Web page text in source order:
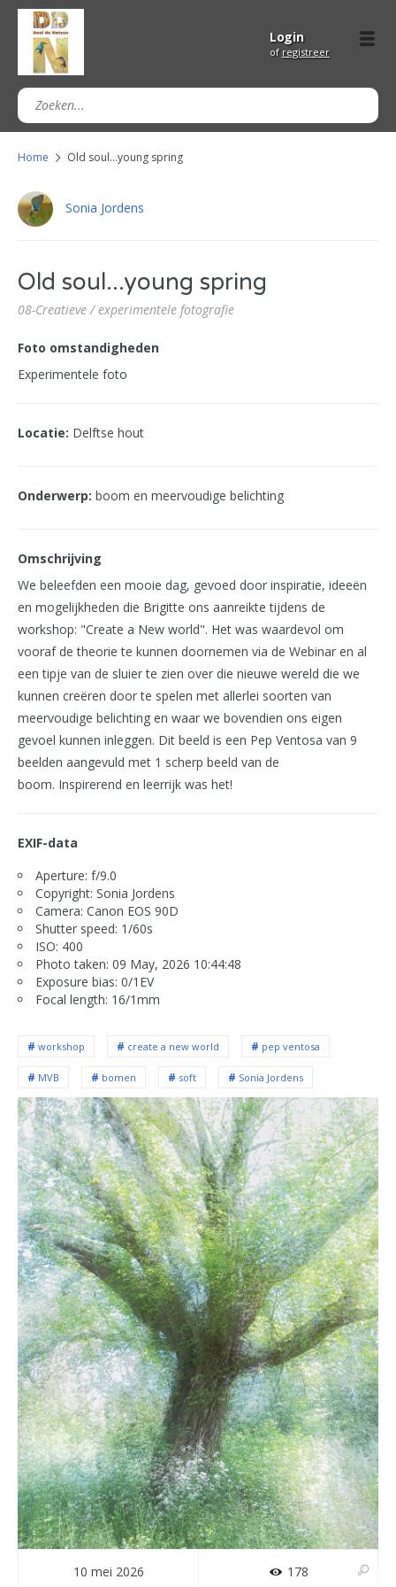
Login
of registreer
Home Old soul...young spring
Sonia Jordens
Old soul...young spring
08-Creatieve / experimentele fotografie
Foto omstandigheden
Experimentele foto
Locatie: Delftse hout
Onderwerp: boom en meervoudige belichting
Omschrijving
We beleefden een mooie dag, gevoed door inspiratie, ideeën
en mogelijkheden die Brigitte ons aanreikte tijdens de
workshop: "Create a New world". Het was waardevol om
vooraf de theorie te kunnen doornemen via de Webinar en al
een tipje van de sluier te zien over die nieuwe wereld die we
kunnen creëren door te spelen met allerlei soorten van
meervoudige belichting en waar we bovendien ons eigen
gevoel kunnen inleggen. Dit beeld is een Pep Ventosa van 9
beelden aangevuld met 1 scherp beeld van de
boom. Inspirerend en leerrijk was het!
EXIF-data
Aperture: f/9.0
Copyright: Sonia Jordens
Camera: Canon EOS 90D
Shutter speed: 1/60s
ISO: 400
Photo taken: 09 May, 2026 10:44:48
Exposure bias: 0/1EV
Focal length: 16/1mm
workshop create a new world pep ventosa
MVB bomen soft Sonia Jordens
10 mei 2026 178